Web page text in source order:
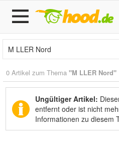
0 Artikel zum Thema "M LLER Nord"
Ungültiger Artikel:
entfernt oder ist nicht
Informationen zu diesem